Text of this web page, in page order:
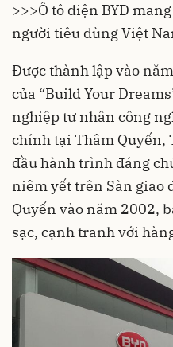
>>>Ô tô điện BYD
người tiêu dùng Việt
Được thành lập vào
của “Build Your
nghiệp tư nhân công
chính tại Thâm Quyến,
đầu hành trình đáng
niêm yết trên Sàn giao
Quyến vào năm 2002,
sạc, cạnh tranh với